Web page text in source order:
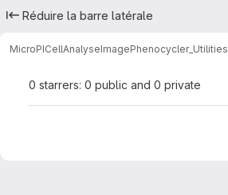
Réduire la barre latérale
MicroPICellAnalyseImagePhenocycler_Utilities
0 starrers: 0 public and 0 private